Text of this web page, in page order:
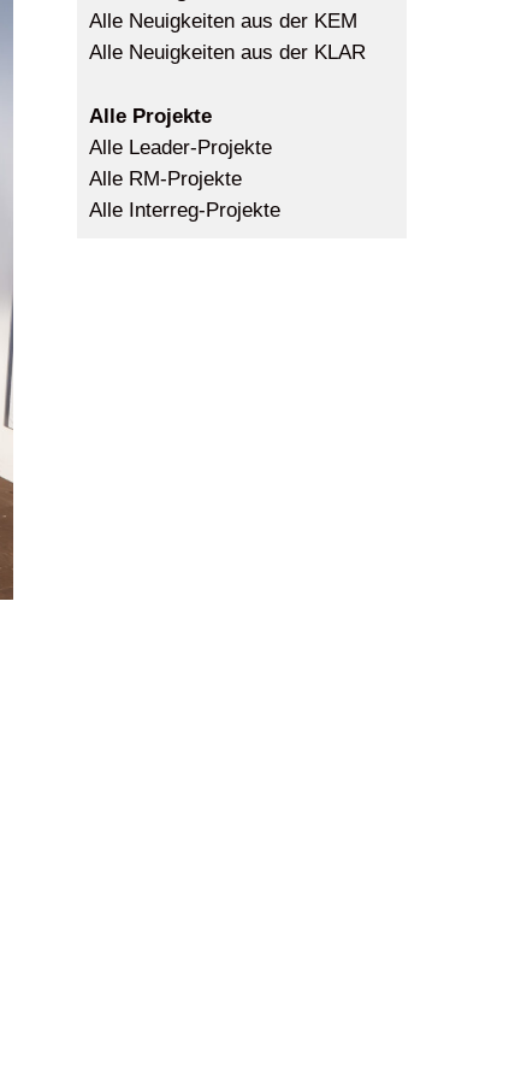
Alle Neuigkeiten aus der KEM
Alle Neuigkeiten aus der KLAR
Alle Projekte
Alle Leader-Projekte
Alle RM-Projekte
Alle Interreg-Projekte